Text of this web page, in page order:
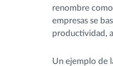
renombre
empresas se
productividad,
Un ejemplo de